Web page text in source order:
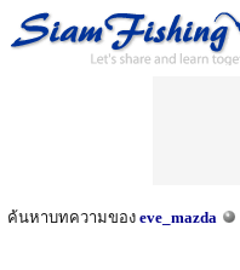
ค้นหาบทความของ eve_mazda